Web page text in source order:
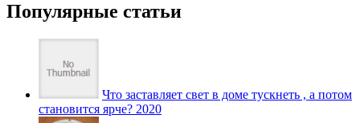
Популярные статьи
Что заставляет свет в доме тускнеть , а потом
становится ярче? 2020